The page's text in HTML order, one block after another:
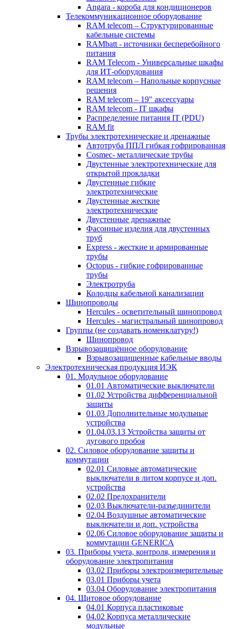
Angara - короба для кондиционеров
Телекоммуникационное оборудование
RAM telecom – Структурированные
кабельные системы
RAMbatt - источники бесперебойного
питания
RAM Telecom - Универсальные шкафы
для ИТ-оборудования
RAM telecom – Напольные корпусные
решения
RAM telecom – 19" аксессуары
RAM telecom - IT шкафы
Распределение питания IT (PDU)
RAM fit
Трубы электротехнические и дренажные
Автотруба ППЛ гибкая гофрированная
Cosmec- металлические трубы
Двустенные электротехнические для
открытой прокладки
Двустенные гибкие
электротехнические
Двустенные жесткие
электротехнические
Двустенные дренажные
Фасонные изделия для двустенных
труб
Express - жесткие и армированные
трубы
Octopus - гибкие гофрированные
трубы
Электротруба
Колодцы кабельной канализации
Шинопроводы
Hercules - осветительный шинопровод
Hercules - магистральный шинопровод
Группы (не создавать номенклатуру!)
Шинопровод
Взрывозащищённое оборудование
Взрывозащищенные кабельные вводы
Электротехническая продукция ИЭК
01. Модульное оборудование
01.01 Автоматические выключатели
01.02 Устройства дифференциальной
защиты
01.03 Дополнительные модульные
устройства
01.04.03.13 Устройства защиты от
дугового пробоя
02. Силовое оборудование защиты и
коммутации
02.01 Силовые автоматические
выключатели в литом корпусе и доп.
устройства
02.02 Предохранители
02.03 Выключатели-разъединители
02.04 Воздушные автоматические
выключатели и доп. устройства
02.06 Силовое оборудование защиты и
коммутации GENERICA
03. Приборы учета, контроля, измерения и
оборудование электропитания
03.02 Приборы электроизмерительные
03.01 Приборы учета
03.04 Оборудование электропитания
04. Щитовое оборудование
04.01 Корпуса пластиковые
04.02 Корпуса металлические
модульные